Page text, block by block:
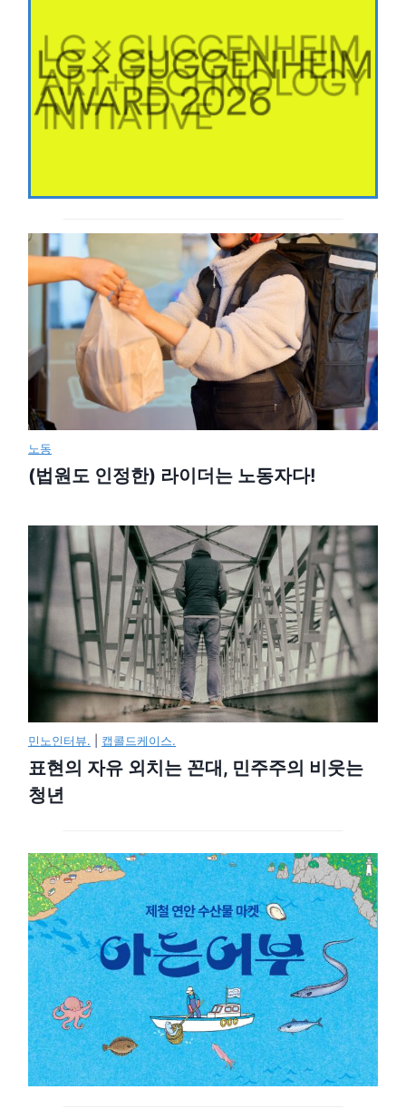
노동
(법원도 인정한) 라이더는 노동자다!
민노인터뷰. 캡콜드케이스.
표현의 자유 외치는 꼰대, 민주주의 비웃는
청년